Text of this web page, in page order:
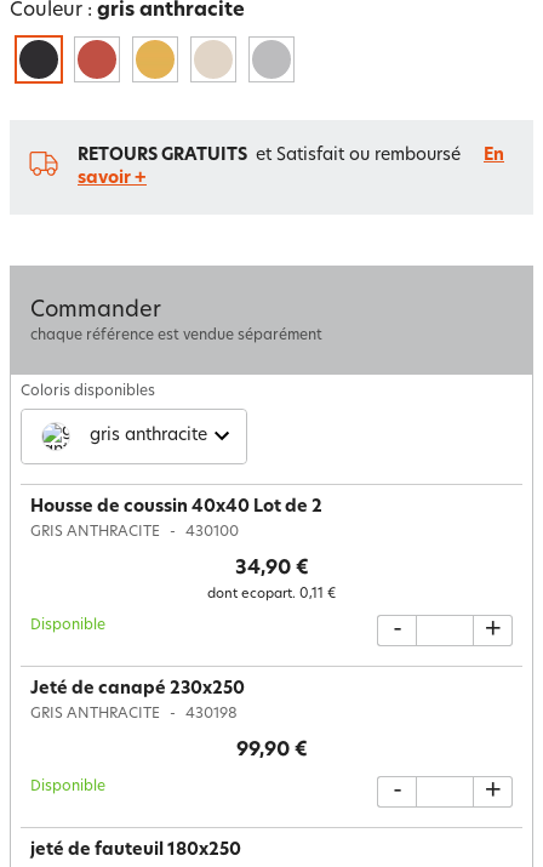
Couleur : gris anthracite
RETOURS GRATUITS et Satisfait ou remboursé
En
savoir +
Commander
chaque référence est vendue séparément
Coloris disponibles
gris anthracite
Housse de coussin 40x40 Lot de 2
GRIS ANTHRACITE 430100
34,90 €
dont ecopart. 0,11 €
Disponible - +
Jeté de canapé 230x250
GRIS ANTHRACITE 430198
99,90 €
Disponible - +
jeté de fauteuil 180x250